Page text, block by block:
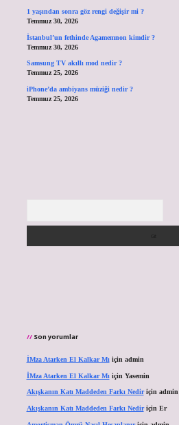
1 yaşından sonra göz rengi değişir mi ?
Temmuz 30, 2026
İstanbul’un fethinde Agamemnon kimdir ?
Temmuz 30, 2026
Samsung TV akıllı mod nedir ?
Temmuz 25, 2026
iPhone’da ambiyans müziği nedir ?
Temmuz 25, 2026
Son yorumlar
İMza Atarken El Kalkar Mıiçin admin
İMza Atarken El Kalkar Mıiçin Yasemin
Akışkanın Katı Maddeden Farkı Nediriçin admin
Akışkanın Katı Maddeden Farkı Nediriçin Er